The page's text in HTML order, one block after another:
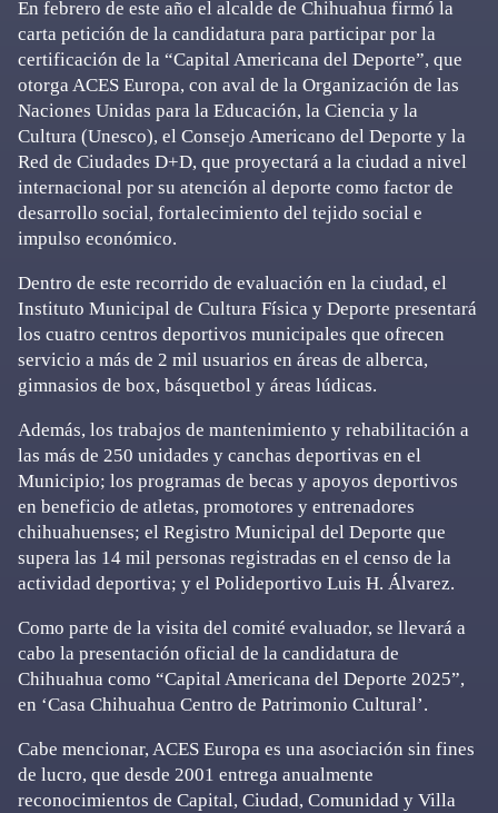
En febrero de este año el alcalde de Chihuahua firmó la
carta petición de la candidatura para participar por la
certificación de la “Capital Americana del Deporte”, que
otorga ACES Europa, con aval de la Organización de las
Naciones Unidas para la Educación, la Ciencia y la
Cultura (Unesco), el Consejo Americano del Deporte y la
Red de Ciudades D+D, que proyectará a la ciudad a nivel
internacional por su atención al deporte como factor de
desarrollo social, fortalecimiento del tejido social e
impulso económico.
Dentro de este recorrido de evaluación en la ciudad, el
Instituto Municipal de Cultura Física y Deporte presentará
los cuatro centros deportivos municipales que ofrecen
servicio a más de 2 mil usuarios en áreas de alberca,
gimnasios de box, básquetbol y áreas lúdicas.
Además, los trabajos de mantenimiento y rehabilitación a
las más de 250 unidades y canchas deportivas en el
Municipio; los programas de becas y apoyos deportivos
en beneficio de atletas, promotores y entrenadores
chihuahuenses; el Registro Municipal del Deporte que
supera las 14 mil personas registradas en el censo de la
actividad deportiva; y el Polideportivo Luis H. Álvarez.
Como parte de la visita del comité evaluador, se llevará a
cabo la presentación oficial de la candidatura de
Chihuahua como “Capital Americana del Deporte 2025”,
en ‘Casa Chihuahua Centro de Patrimonio Cultural’.
Cabe mencionar, ACES Europa es una asociación sin fines
de lucro, que desde 2001 entrega anualmente
reconocimientos de Capital, Ciudad, Comunidad y Villa